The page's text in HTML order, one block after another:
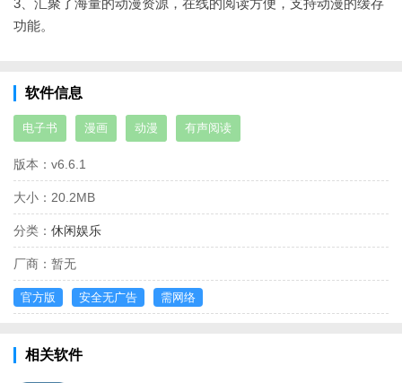
3、汇聚了海量的动漫资源，在线的阅读方便，支持动漫的缓存
功能。
软件信息
电子书 漫画 动漫 有声阅读
版本： v6.6.1
大小： 20.2MB
分类： 休闲娱乐
厂商： 暂无
官方版 安全无广告 需网络
相关软件